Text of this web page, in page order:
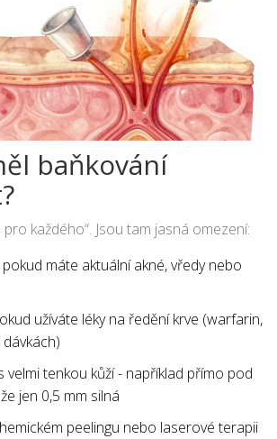
baňkování
každého“. Jsou tam jasná omezení:
máte aktuální akné, vředy nebo
užíváte léky na ředění krve (warfarin,
velmi tenkou kůží - například přímo pod
jen 0,5 mm silná
peelingu nebo laserové terapii